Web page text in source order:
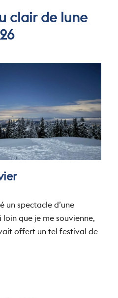
clair de lune
un spectacle d’une
que je me souvienne,
offert un tel festival de
Randonnée au clair de lune au